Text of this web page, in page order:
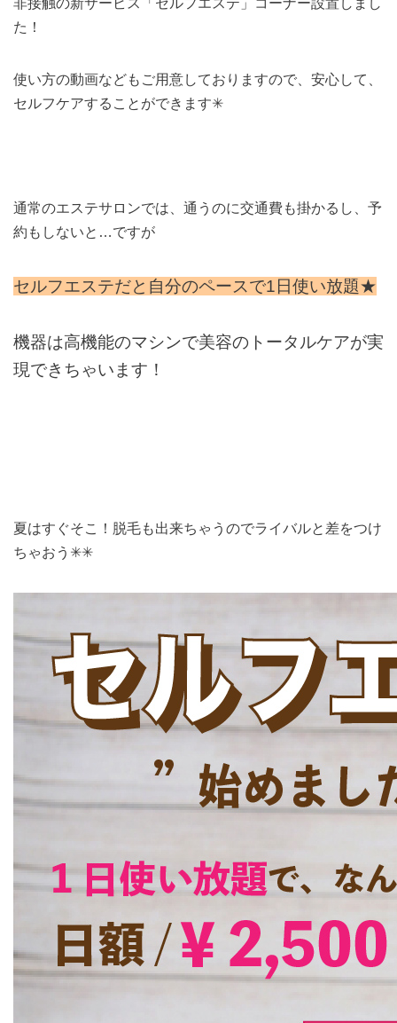
非接触の新サービス「セルフエステ」コーナー設置しまし
た！
使い方の動画などもご用意しておりますので、 安心して、
セルフケアすることができます✳︎
通常のエステサロンでは、通うのに交通費も掛かるし、予
約もしないと…ですが
セルフエステだと自分のペースで1日使い放題★
機器は高機能のマシンで美容のトータルケアが実
現できちゃいます！
夏はすぐそこ！ 脱毛も出来ちゃうのでライバルと差をつけ
ちゃおう✳︎✳︎